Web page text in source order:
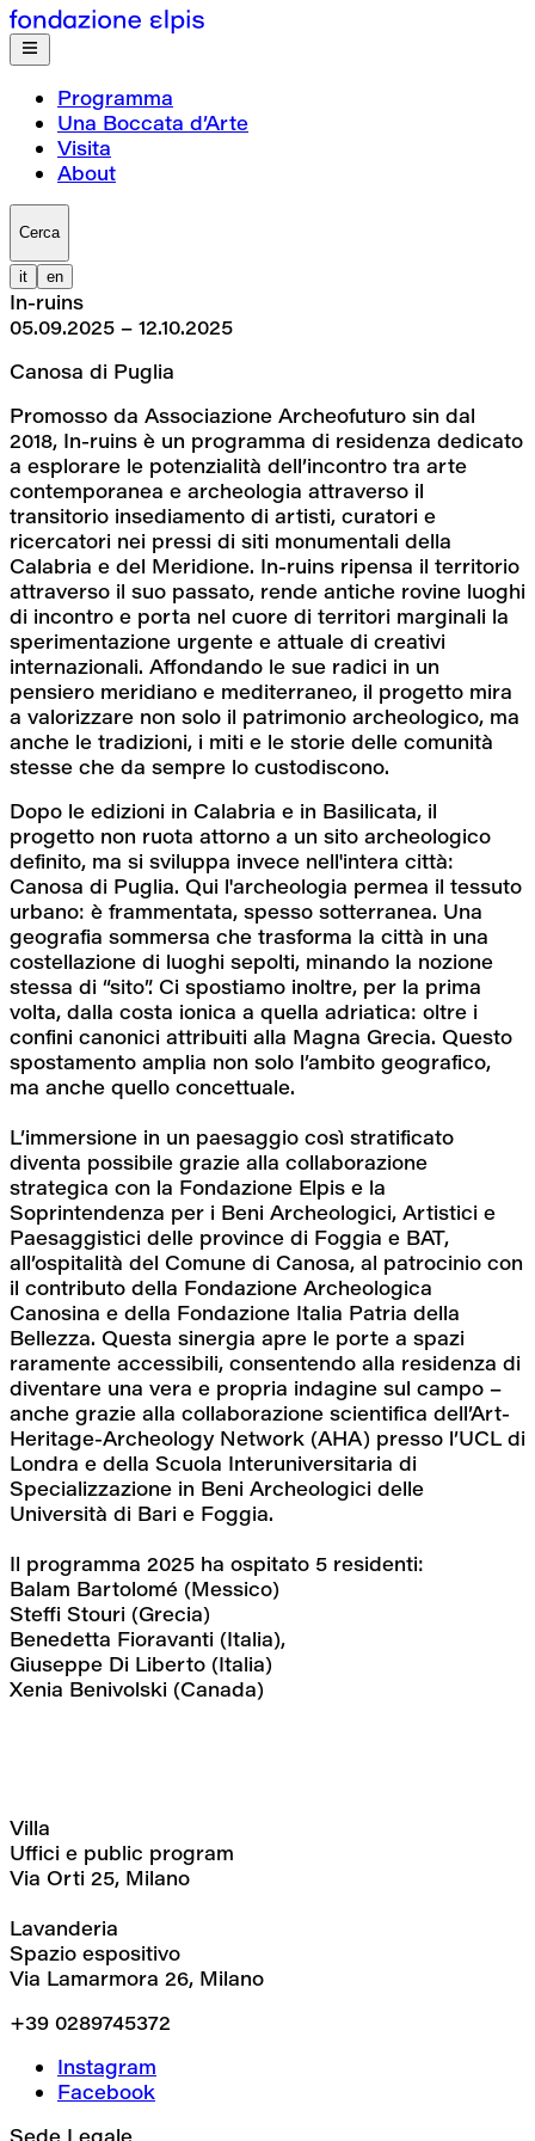
Programma
Una Boccata d’Arte
Visita
About
Cerca
it en
In-ruins
05.09.2025 – 12.10.2025
Canosa di Puglia
Promosso da Associazione Archeofuturo sin dal
2018, In-ruins è un programma di residenza dedicato
a esplorare le potenzialità dell’incontro tra arte
contemporanea e archeologia attraverso il
transitorio insediamento di artisti, curatori e
ricercatori nei pressi di siti monumentali della
Calabria e del Meridione. In-ruins ripensa il territorio
attraverso il suo passato, rende antiche rovine luoghi
di incontro e porta nel cuore di territori marginali la
sperimentazione urgente e attuale di creativi
internazionali. Affondando le sue radici in un
pensiero meridiano e mediterraneo, il progetto mira
a valorizzare non solo il patrimonio archeologico, ma
anche le tradizioni, i miti e le storie delle comunità
stesse che da sempre lo custodiscono.
Dopo le edizioni in Calabria e in Basilicata, il
progetto non ruota attorno a un sito archeologico
definito, ma si sviluppa invece nell'intera città:
Canosa di Puglia. Qui l'archeologia permea il tessuto
urbano: è frammentata, spesso sotterranea. Una
geografia sommersa che trasforma la città in una
costellazione di luoghi sepolti, minando la nozione
stessa di “sito”. Ci spostiamo inoltre, per la prima
volta, dalla costa ionica a quella adriatica: oltre i
confini canonici attribuiti alla Magna Grecia. Questo
spostamento amplia non solo l’ambito geografico,
ma anche quello concettuale.
L’immersione in un paesaggio così stratificato
diventa possibile grazie alla collaborazione
strategica con la Fondazione Elpis e la
Soprintendenza per i Beni Archeologici, Artistici e
Paesaggistici delle province di Foggia e BAT,
all’ospitalità del Comune di Canosa, al patrocinio con
il contributo della Fondazione Archeologica
Canosina e della Fondazione Italia Patria della
Bellezza. Questa sinergia apre le porte a spazi
raramente accessibili, consentendo alla residenza di
diventare una vera e propria indagine sul campo –
anche grazie alla collaborazione scientifica dell’Art-
Heritage-Archeology Network (AHA) presso l’UCL di
Londra e della Scuola Interuniversitaria di
Specializzazione in Beni Archeologici delle
Università di Bari e Foggia.
Il programma 2025 ha ospitato 5 residenti:
Balam Bartolomé (Messico)
Steffi Stouri (Grecia)
Benedetta Fioravanti (Italia),
Giuseppe Di Liberto (Italia)
Xenia Benivolski (Canada)
Villa
Uffici e public program
Via Orti 25, Milano
Lavanderia
Spazio espositivo
Via Lamarmora 26, Milano
+39 0289745372
Instagram
Facebook
Sede Legale